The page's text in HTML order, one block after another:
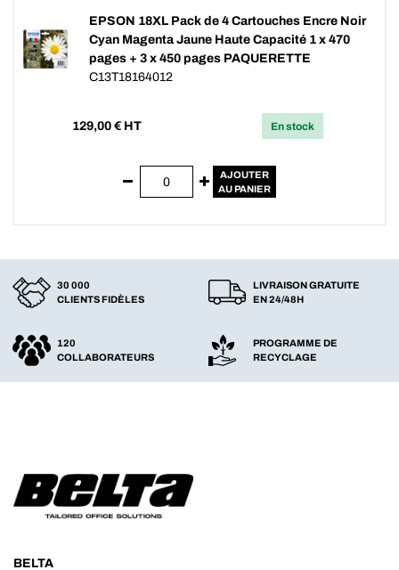
EPSON 18XL Pack de 4 Cartouches Encre Noir
Cyan Magenta Jaune Haute Capacité 1 x 470
pages + 3 x 450 pages PAQUERETTE
C13T18164012
129,00 € HT En stock
AJOUTER
AU PANIER
30 000
CLIENTS FIDÈLES
LIVRAISON GRATUITE
EN 24/48H
120
COLLABORATEURS
PROGRAMME DE
RECYCLAGE
BELTA